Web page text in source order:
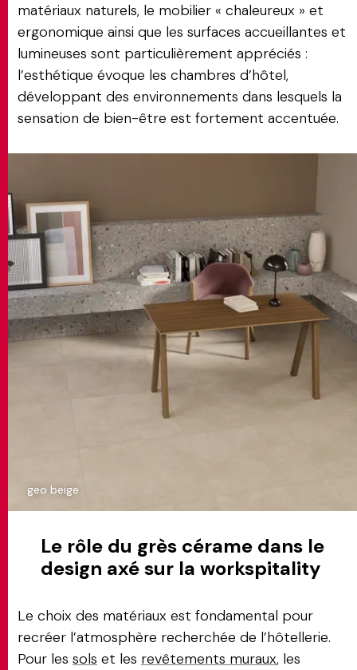
geo beige
matériaux naturels, le mobilier « chaleureux » et
ergonomique ainsi que les surfaces accueillantes et
lumineuses sont particulièrement appréciés :
l’esthétique évoque les chambres d’hôtel,
développant des environnements dans lesquels la
sensation de bien-être est fortement accentuée.
Le rôle du grès cérame dans le
design axé sur la workspitality
Le choix des matériaux est fondamental pour
recréer l’atmosphère recherchée de l’hôtellerie.
Pour les sols et les revêtements muraux, les